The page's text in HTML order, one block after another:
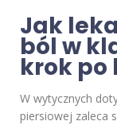
Jak
ból w
krok po
W wytycznych
piersiowej zaleca